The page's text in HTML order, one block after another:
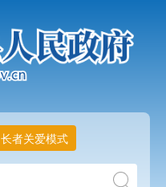
长者关爱模式